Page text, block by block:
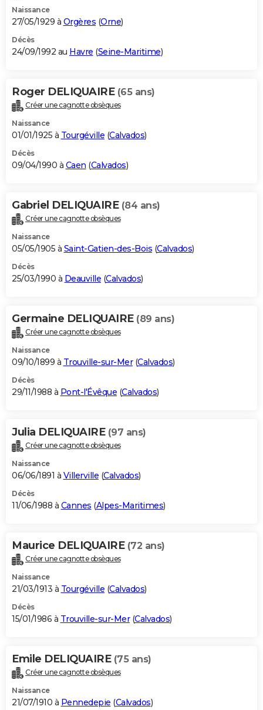
Naissance
27/05/1929 à Orgères (Orne)
Décès
24/09/1992 au Havre (Seine-Maritime)
Roger DELIQUAIRE (65 ans)
Créer une cagnotte obsèques
Naissance
01/01/1925 à Tourgéville (Calvados)
Décès
09/04/1990 à Caen (Calvados)
Gabriel DELIQUAIRE (84 ans)
Créer une cagnotte obsèques
Naissance
05/05/1905 à Saint-Gatien-des-Bois (Calvados)
Décès
25/03/1990 à Deauville (Calvados)
Germaine DELIQUAIRE (89 ans)
Créer une cagnotte obsèques
Naissance
09/10/1899 à Trouville-sur-Mer(Calvados)
Décès
29/11/1988 à Pont-l'Évêque (Calvados)
Julia DELIQUAIRE (97 ans)
Créer une cagnotte obsèques
Naissance
06/06/1891 à Villerville (Calvados)
Décès
11/06/1988 à Cannes (Alpes-Maritimes)
Maurice DELIQUAIRE (72 ans)
Créer une cagnotte obsèques
Naissance
21/03/1913 à Tourgéville (Calvados)
Décès
15/01/1986 à Trouville-sur-Mer(Calvados)
Emile DELIQUAIRE (75 ans)
Créer une cagnotte obsèques
Naissance
21/07/1910 à Pennedepie (Calvados)